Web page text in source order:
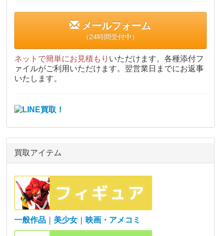
メールフォーム
（24時間受付中）
ネットで簡単にお見積もり いただけます。各種添付フ
ァイルがご利用いただけます。翌営業日までにお返事
いたします。
買取アイテム
一般作品 美少女 映画・アメコミ